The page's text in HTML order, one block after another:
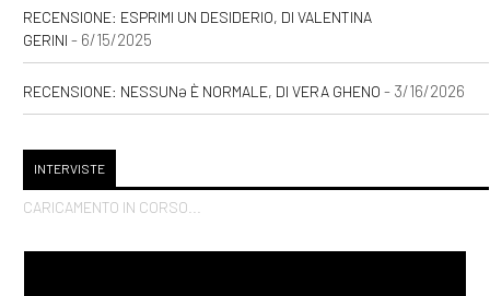
RECENSIONE: ESPRIMI UN DESIDERIO, DI VALENTINA
GERINI - 6/15/2025
RECENSIONE: NESSUNƏ È NORMALE, DI VERA GHENO - 3/16/2026
INTERVISTE
CARICAMENTO IN CORSO...